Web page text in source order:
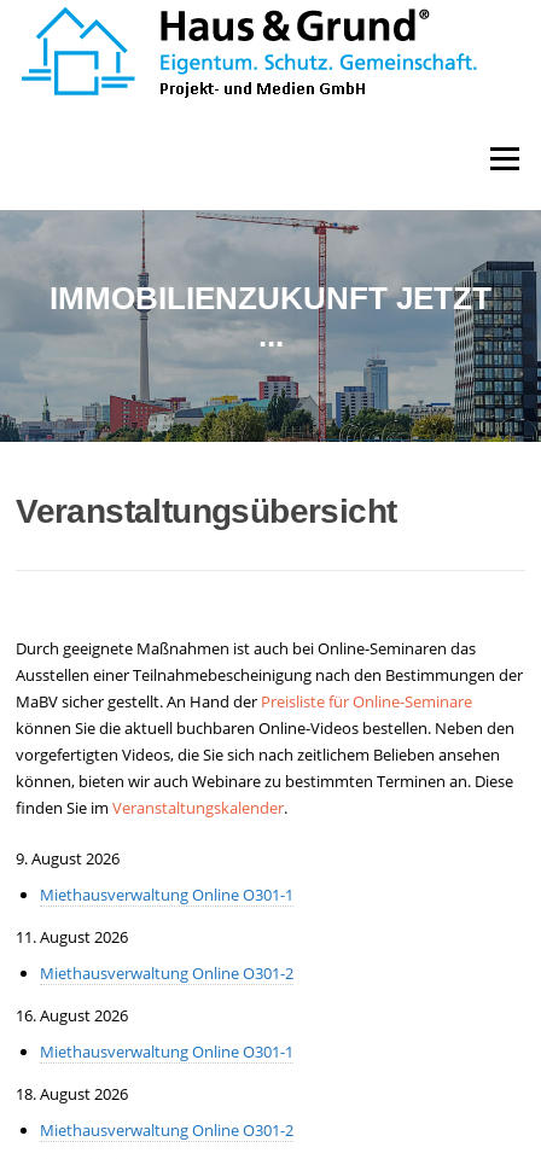
Inhalt
springen
Menü
IMMOBILIENZUKUNFT JETZT
...
Veranstaltungsübersicht
Durch geeignete Maßnahmen ist auch bei Online-Seminaren das
Ausstellen einer Teilnahmebescheinigung nach den Bestimmungen der
MaBV sicher gestellt. An Hand der Preisliste für Online-Seminare
können Sie die aktuell buchbaren Online-Videos bestellen. Neben den
vorgefertigten Videos, die Sie sich nach zeitlichem Belieben ansehen
können, bieten wir auch Webinare zu bestimmten Terminen an. Diese
finden Sie imVeranstaltungskalender.
9. August 2026
Miethausverwaltung Online O301-1
11. August 2026
Miethausverwaltung Online O301-2
16. August 2026
Miethausverwaltung Online O301-1
18. August 2026
Miethausverwaltung Online O301-2